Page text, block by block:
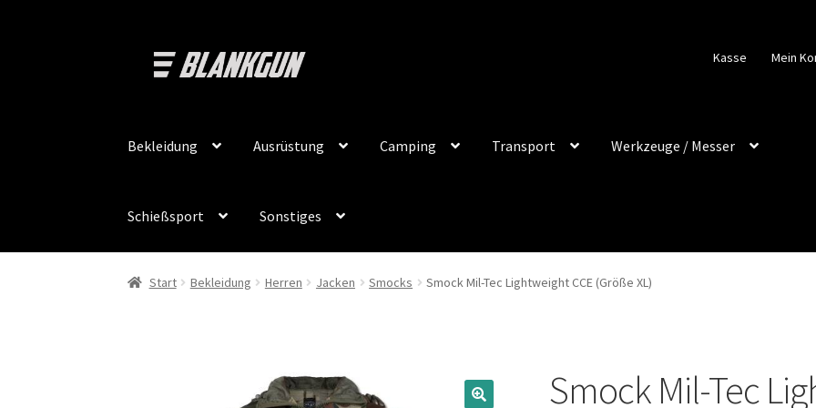
Navigation
Zum
Inhalt
Kasse Mein
Bekleidung Ausrüstung Camping Transport Werkzeuge / Messer
Schießsport Sonstiges
Start Bekleidung Herren Jacken Smocks Smock Mil-Tec Lightweight CCE (Größe XL)
Smock Mil-Tec